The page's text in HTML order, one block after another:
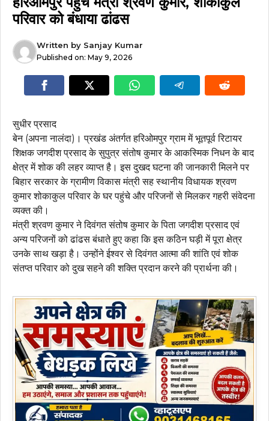
परिवार को बंधाया ढांढस
Written by Sanjay Kumar
Published on: May 9, 2026
सुधीर प्रसाद
बेन (अपना नालंदा)। प्रखंड अंतर्गत हरिओमपुर ग्राम में भूतपूर्व रिटायर
शिक्षक जगदीश प्रसाद के सुपुत्र संतोष कुमार के आकस्मिक निधन के बाद
क्षेत्र में शोक की लहर व्याप्त है। इस दुखद घटना की जानकारी मिलने पर
बिहार सरकार के ग्रामीण विकास मंत्री सह स्थानीय विधायक श्रवण
कुमार शोकाकुल परिवार के घर पहुंचे और परिजनों से मिलकर गहरी संवेदना
व्यक्त की।
मंत्री श्रवण कुमार ने दिवंगत संतोष कुमार के पिता जगदीश प्रसाद एवं
अन्य परिजनों को ढांढस बंधाते हुए कहा कि इस कठिन घड़ी में पूरा क्षेत्र
उनके साथ खड़ा है। उन्होंने ईश्वर से दिवंगत आत्मा की शांति एवं शोक
संतप्त परिवार को दुख सहने की शक्ति प्रदान करने की प्रार्थना की।